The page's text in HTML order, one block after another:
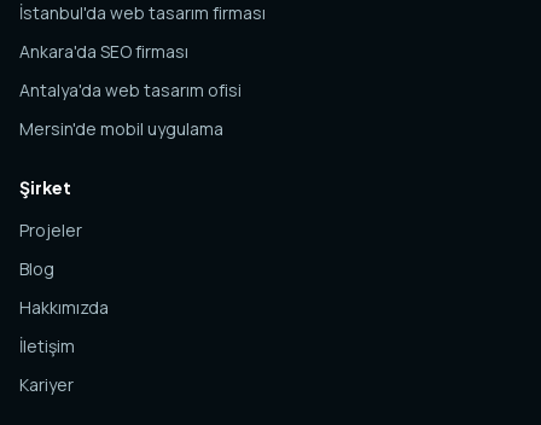
İstanbul'da web tasarım firması
Ankara'da SEO firması
Antalya'da web tasarım ofisi
Mersin'de mobil uygulama
Şirket
Projeler
Blog
Hakkımızda
İletişim
Kariyer